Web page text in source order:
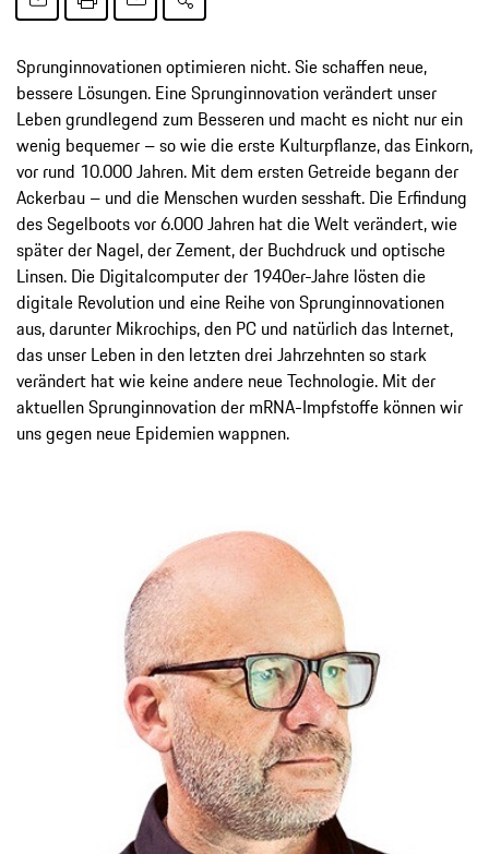
Sprunginnovationen optimieren nicht. Sie schaffen neue,
bessere Lösungen. Eine Sprunginnovation verändert unser
Leben grundlegend zum Besseren und macht es nicht nur ein
wenig bequemer – so wie die erste Kulturpflanze, das Einkorn,
vor rund 10.000 Jahren. Mit dem ersten Getreide begann der
Ackerbau – und die Menschen wurden sesshaft. Die Erfindung
des Segelboots vor 6.000 Jahren hat die Welt verändert, wie
später der Nagel, der Zement, der Buchdruck und optische
Linsen. Die Digitalcomputer der 1940er-Jahre lösten die
digitale Revolution und eine Reihe von Sprunginnovationen
aus, darunter Mikrochips, den PC und natürlich das Internet,
das unser Leben in den letzten drei Jahrzehnten so stark
verändert hat wie keine andere neue Technologie. Mit der
aktuellen Sprunginnovation der mRNA-Impfstoffe können wir
uns gegen neue Epidemien wappnen.